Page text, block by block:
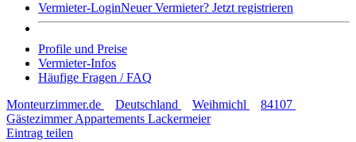
Vermieter-LoginNeuer Vermieter? Jetzt registrieren
Profile und Preise
Vermieter-Infos
Häufige Fragen / FAQ
Monteurzimmer.de
Deutschland Weihmichl
84107
Gästezimmer Appartements Lackermeier
Eintrag teilen